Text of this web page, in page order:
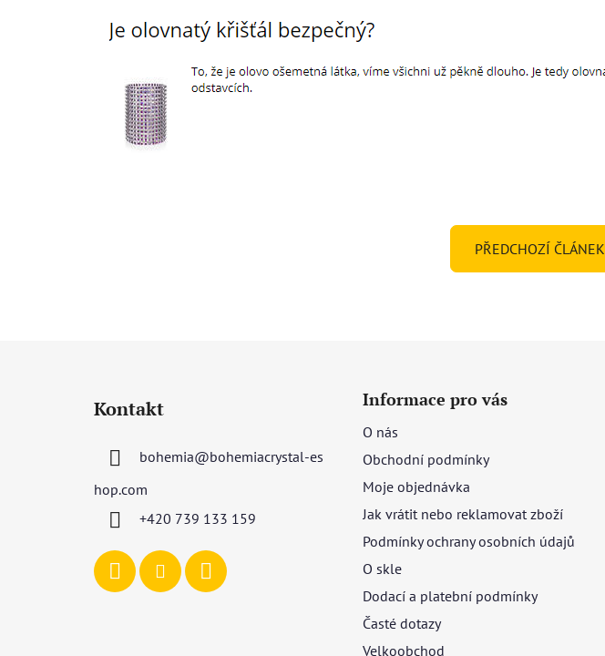
PŘEDCHOZÍ ČLÁNEK
Kontakt
bohemia@bohemiacrystal-es
hop.com
+420 739 133 159
Informace pro vás
O nás
Obchodní podmínky
Moje objednávka
Jak vrátit nebo reklamovat zboží
Podmínky ochrany osobních údajů
O skle
Dodací a platební podmínky
Časté dotazy
Velkoobchod